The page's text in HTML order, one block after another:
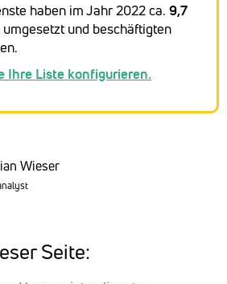
haben im Jahr 2022 ca. 9,7
und beschäftigten
Ihre Liste konfigurieren.
Wieser
Seite: